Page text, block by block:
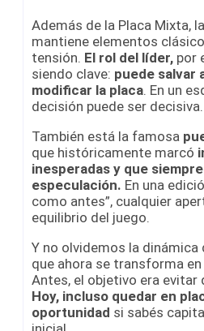
Además de la Placa Mixta,
mantiene elementos
tensión. El rol del líder, por
siendo clave: puede salvar
modificar la placa. En un
decisión puede ser decisiva.
También está la famosa
que históricamente marcó
inesperadas y que
especulación. En una
como antes”, cualquier
equilibrio del juego.
Y no olvidemos la dinámica
que ahora se transforma
Antes, el objetivo era evitar
Hoy, incluso quedar en
oportunidad si sabés